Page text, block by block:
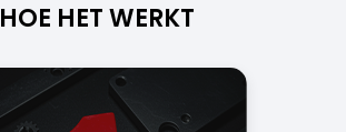
HOE HET WERKT